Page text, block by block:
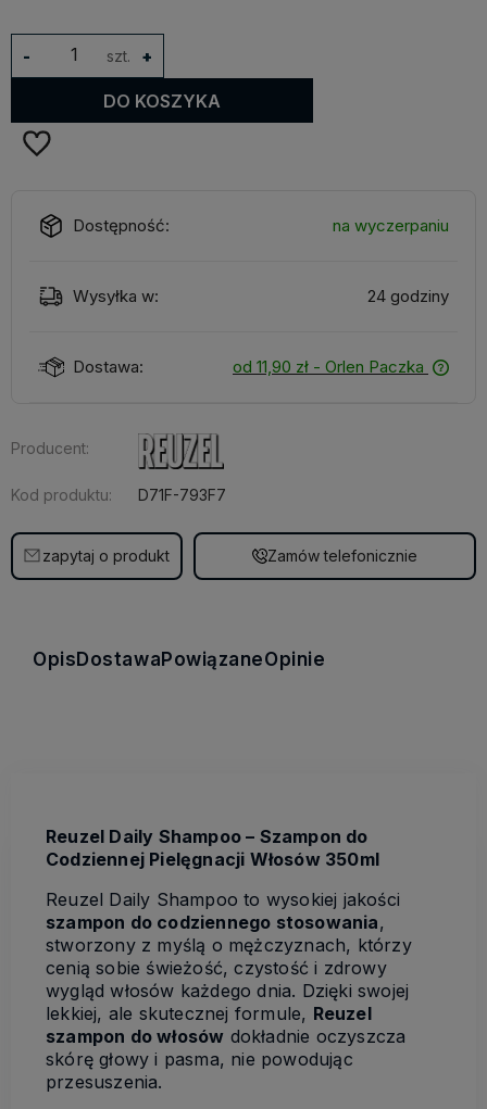
szt. +
-
DO KOSZYKA
Dostępność: na wyczerpaniu
Wysyłka w: 24 godziny
Dostawa: od 11,90 zł - Orlen Paczka
Producent:
Kod produktu: D71F-793F7
zapytaj o produkt Zamów telefonicznie
OpisDostawaPowiązaneOpinie
Reuzel Daily Shampoo – Szampon do
Codziennej Pielęgnacji Włosów 350ml
Reuzel Daily Shampoo to wysokiej jakości
szampon do codziennego stosowania,
stworzony z myślą o mężczyznach, którzy
cenią sobie świeżość, czystość i zdrowy
wygląd włosów każdego dnia. Dzięki swojej
lekkiej, ale skutecznej formule, Reuzel
szampon do włosów dokładnie oczyszcza
skórę głowy i pasma, nie powodując
przesuszenia.